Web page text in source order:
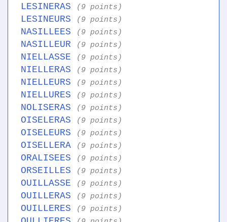
LESINERAS (9 points)
LESINEURS (9 points)
NASILLEES (9 points)
NASILLEUR (9 points)
NIELLASSE (9 points)
NIELLERAS (9 points)
NIELLEURS (9 points)
NIELLURES (9 points)
NOLISERAS (9 points)
OISELERAS (9 points)
OISELEURS (9 points)
OISELLERA (9 points)
ORALISEES (9 points)
ORSEILLES (9 points)
OUILLASSE (9 points)
OUILLERAS (9 points)
OUILLERES (9 points)